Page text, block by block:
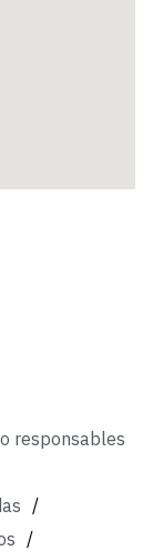
responsables
/
/